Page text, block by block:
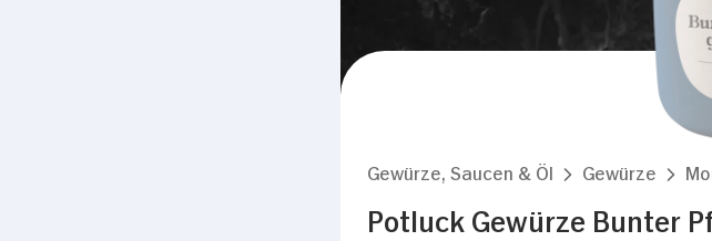
Gewürze, Saucen & Öl Gewürze
Potluck Gewürze Bunter